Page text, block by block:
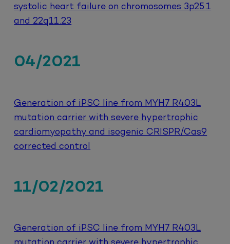
systolic heart failure on chromosomes 3p25.1
and 22q11.23
04/2021
Generation of iPSC line from MYH7 R403L
mutation carrier with severe hypertrophic
cardiomyopathy and isogenic CRISPR/Cas9
corrected control
11/02/2021
Generation of iPSC line from MYH7 R403L